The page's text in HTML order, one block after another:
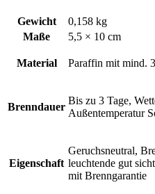
Gewicht
0,158 kg
Maße
5,5 × 10 cm
Material Paraffin mit mind.
Brenndauer
Bis zu 3 Tage,
Außentemperatur
Eigenschaft
Geruchsneutral,
leuchtende gut
mit Brenngarantie